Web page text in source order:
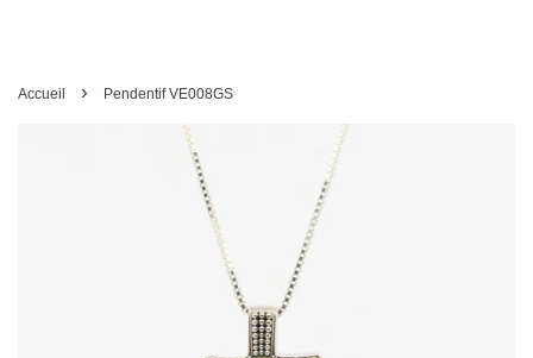
Accueil › Pendentif VE008GS